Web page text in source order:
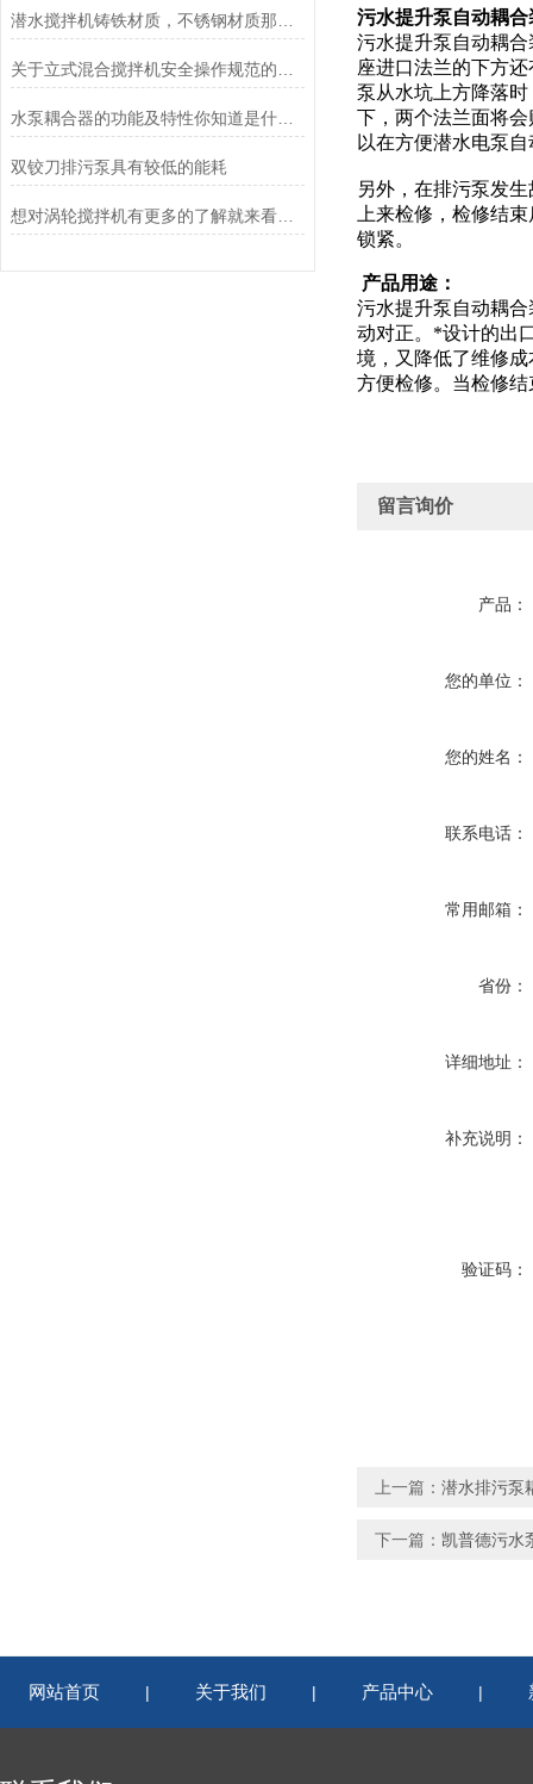
水泵耦合器的功能及特性你知道是什么么
双铰刀排污泵具有较低的能耗
想对涡轮搅拌机有更多的了解就来看看这些吧
污水提升泵自动耦
污水提升泵自动耦
座进口法兰的下方
泵从水坑上方降落
下，两个法兰面将
以在方便潜水电泵
另外，在排污泵发
上来检修，检修结
锁紧。
产品用途：
污水提升泵自动耦
动对正。*设计的出
境，又降低了维修
方便检修。当检修
留言询价
产品：
您的单位：
您的姓名：
联系电话：
常用邮箱：
省份：
详细地址：
补充说明：
验证码：
上一篇： 潜水排污泵
下一篇： 凯普德污水
网站首页 | 关于我们 | 产品中心 |